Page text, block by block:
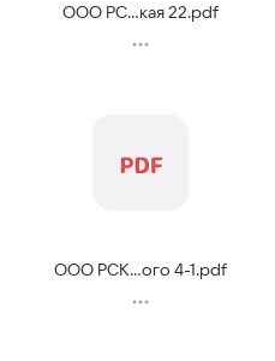
ООО РС...кая 22.pdf
ООО РСК...ого 4-1.pdf